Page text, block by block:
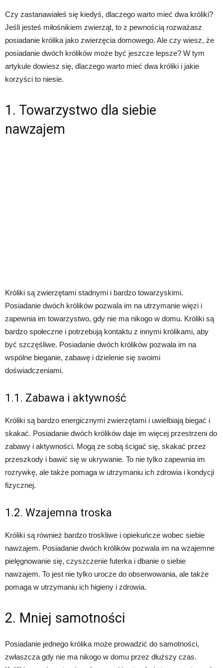
Czy zastanawiałeś się kiedyś, dlaczego warto mieć dwa króliki?
Jeśli jesteś miłośnikiem zwierząt, to z pewnością rozważasz
posiadanie królika jako zwierzęcia domowego. Ale czy wiesz, że
posiadanie dwóch królików może być jeszcze lepsze? W tym
artykule dowiesz się, dlaczego warto mieć dwa króliki i jakie
korzyści to niesie.
1. Towarzystwo dla siebie
nawzajem
Króliki są zwierzętami stadnymi i bardzo towarzyskimi.
Posiadanie dwóch królików pozwala im na utrzymanie więzi i
zapewnia im towarzystwo, gdy nie ma nikogo w domu. Króliki są
bardzo społeczne i potrzebują kontaktu z innymi królikami, aby
być szczęśliwe. Posiadanie dwóch królików pozwala im na
wspólne bieganie, zabawę i dzielenie się swoimi
doświadczeniami.
1.1. Zabawa i aktywność
Króliki są bardzo energicznymi zwierzętami i uwielbiają biegać i
skakać. Posiadanie dwóch królików daje im więcej przestrzeni do
zabawy i aktywności. Mogą ze sobą ścigać się, skakać przez
przeszkody i bawić się w ukrywanie. To nie tylko zapewnia im
rozrywkę, ale także pomaga w utrzymaniu ich zdrowia i kondycji
fizycznej.
1.2. Wzajemna troska
Króliki są również bardzo troskliwe i opiekuńcze wobec siebie
nawzajem. Posiadanie dwóch królików pozwala im na wzajemne
pielęgnowanie się, czyszczenie futerka i dbanie o siebie
nawzajem. To jest nie tylko urocze do obserwowania, ale także
pomaga w utrzymaniu ich higieny i zdrowia.
2. Mniej samotności
Posiadanie jednego królika może prowadzić do samotności,
zwłaszcza gdy nie ma nikogo w domu przez dłuższy czas.